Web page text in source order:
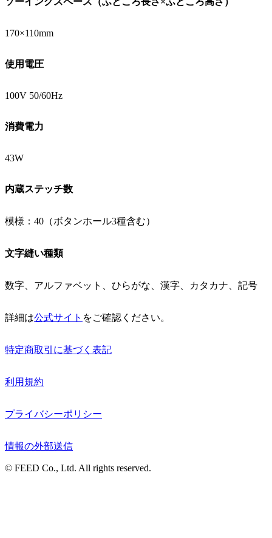
170×110mm
使用電圧
100V 50/60Hz
消費電力
43W
内蔵ステッチ数
模様：40（ボタンホール3種含む）
文字縫い種類
数字、アルファベット、ひらがな、漢字、カタカナ、記号
詳細は公式サイト をご確認ください。
特定商取引に基づく表記
利用規約
プライバシーポリシー
情報の外部送信
© FEED Co., Ltd. All rights reserved.